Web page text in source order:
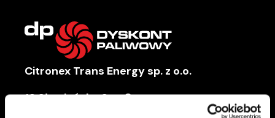
Citronex Trans Energy sp. z o.o.
13 Słowiańska Straße